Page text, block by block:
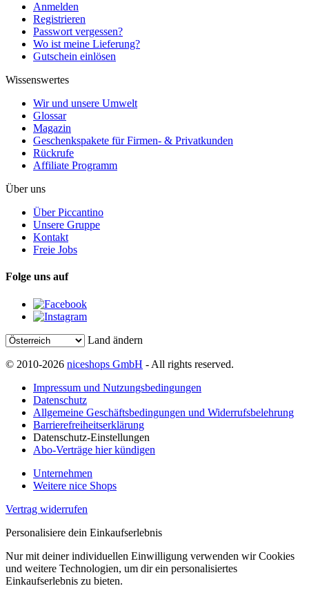
Anmelden
Registrieren
Passwort vergessen?
Wo ist meine Lieferung?
Gutschein einlösen
Wissenswertes
Wir und unsere Umwelt
Glossar
Magazin
Geschenkspakete für Firmen- & Privatkunden
Rückrufe
Affiliate Programm
Über uns
Über Piccantino
Unsere Gruppe
Kontakt
Freie Jobs
Folge uns auf
Land ändern
© 2010-2026 niceshops GmbH - All rights reserved.
Impressum und Nutzungsbedingungen
Datenschutz
Allgemeine Geschäftsbedingungen und Widerrufsbelehrung
Barrierefreiheitserklärung
Datenschutz-Einstellungen
Abo-Verträge hier kündigen
Unternehmen
Weitere nice Shops
Vertrag widerrufen
Personalisiere dein Einkaufserlebnis
Nur mit deiner individuellen Einwilligung verwenden wir Cookies
und weitere Technologien, um dir ein personalisiertes
Einkaufserlebnis zu bieten.